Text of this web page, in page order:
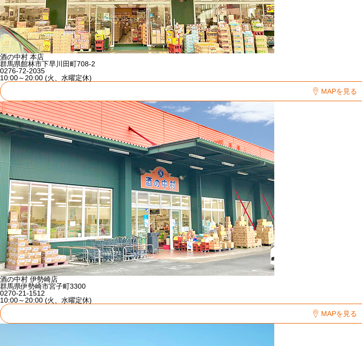
酒の中村 本店
群馬県館林市下早川田町708-2
0276-72-2035
10:00～20:00 (火、水曜定休)
MAPを見る
酒の中村 伊勢崎店
群馬県伊勢崎市宮子町3300
0270-21-1512
10:00～20:00 (火、水曜定休)
MAPを見る